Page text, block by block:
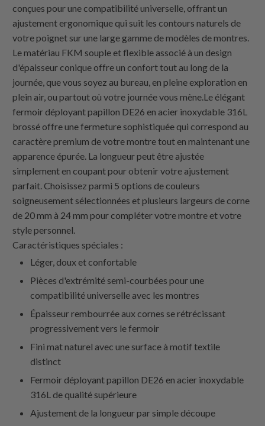
conçues pour une compatibilité universelle, offrant un
ajustement ergonomique qui suit les contours naturels de
votre poignet sur une large gamme de modèles de montres.
Le matériau FKM souple et flexible associé à un design
d'épaisseur conique offre un confort tout au long de la
journée, que vous soyez au bureau, en pleine exploration en
plein air, ou partout où votre journée vous mène.Le élégant
fermoir déployant papillon DE26 en acier inoxydable 316L
brossé offre une fermeture sophistiquée qui correspond au
caractère premium de votre montre tout en maintenant une
apparence épurée. La longueur peut être ajustée
simplement en coupant pour obtenir votre ajustement
parfait. Choisissez parmi 5 options de couleurs
soigneusement sélectionnées et plusieurs largeurs de corne
de 20 mm à 24 mm pour compléter votre montre et votre
style personnel.
Caractéristiques spéciales :
Léger, doux et confortable
Pièces d'extrémité semi-courbées pour une
compatibilité universelle avec les montres
Épaisseur rembourrée aux cornes se rétrécissant
progressivement vers le fermoir
Fini mat naturel avec une surface à motif textile
distinct
Fermoir déployant papillon DE26 en acier inoxydable
316L de qualité supérieure
Ajustement de la longueur par simple découpe